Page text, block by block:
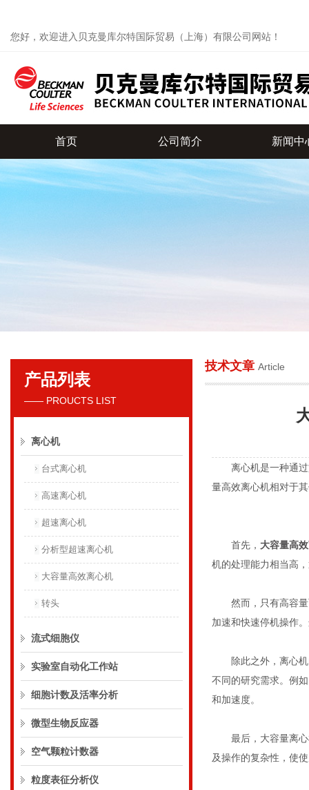
您好，欢迎进入贝克曼库尔特国际贸易（上海）有限公司网站！
贝克曼库尔特国际贸易（上海）有限公司
首页 公司简介 新闻中
产品列表
—— PROUCTS LIST
离心机
台式离心机
高速离心机
超速离心机
分析型超速离心机
大容量高效离心机
转头
流式细胞仪
实验室自动化工作站
细胞计数及活率分析
微型生物反应器
空气颗粒计数器
粒度表征分析仪
技术文章 Article
离心机是一种通过
量高效离心机相对于
首先， 大容量高
机的处理能力相当高
然而，只有高容量
加速和快速停机操作
除此之外，离心机
不同的研究需求。例
和加速度。
最后，大容量离心
及操作的复杂性，使